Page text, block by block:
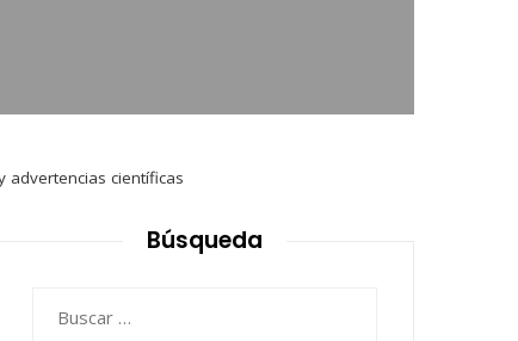
científicas
Búsqueda